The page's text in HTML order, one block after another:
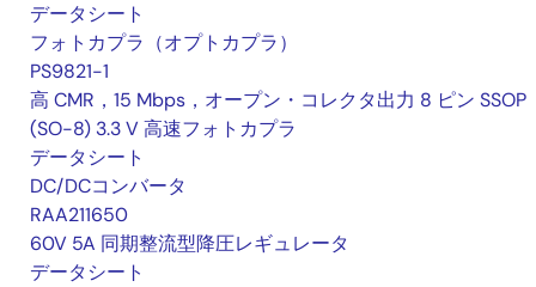
データシート
フォトカプラ（オプトカプラ）
PS9821-1
高 CMR，15 Mbps，オープン・コレクタ出力 8 ピン SSOP
(SO-8) 3.3 V 高速フォトカプラ
データシート
DC/DCコンバータ
RAA211650
60V 5A 同期整流型降圧レギュレータ
データシート